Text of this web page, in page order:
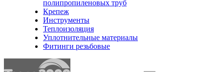
полипропиленовых труб
Крепеж
Инструменты
Теплоизоляция
Уплотнительные материалы
Фитинги резьбовые